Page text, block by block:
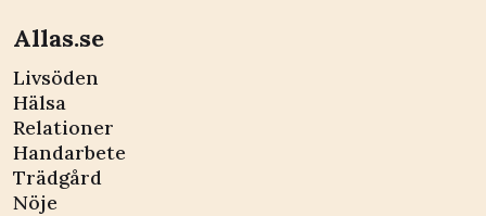
Allas.se
Livsöden
Hälsa
Relationer
Handarbete
Trädgård
Nöje